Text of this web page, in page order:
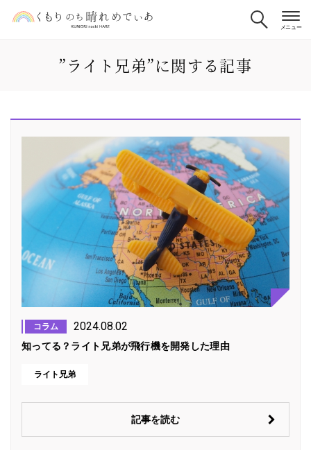
”ライト兄弟”に関する記事
コラム 2024.08.02
知ってる？ライト兄弟が飛行機を開発した理由
ライト兄弟
記事を読む